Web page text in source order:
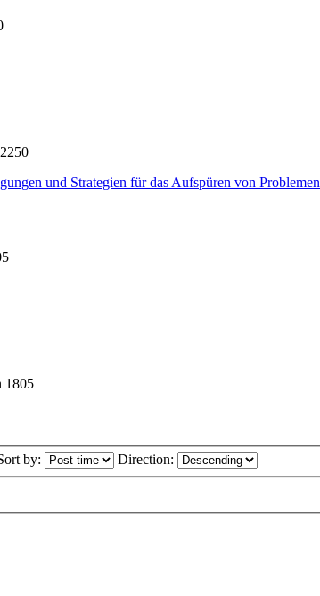
und Strategien für das Aufspüren von Problemen
1805
by: Direction: